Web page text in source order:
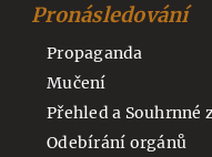
Pronásledování
Propaganda
Mučení
Přehled a Souhrnné
Odebírání orgánů